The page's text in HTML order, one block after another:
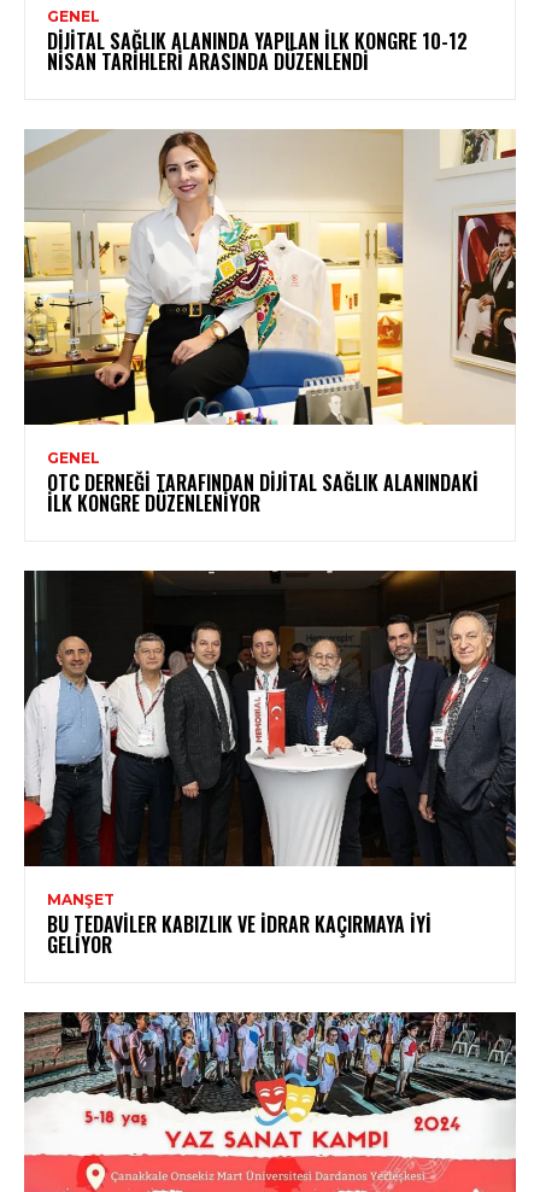
GENEL
DIJITAL SAĞLIK ALANINDA YAPILAN İLK KONGRE 10-12
NISAN TARIHLERI ARASINDA DÜZENLENDI
GENEL
OTC DERNEĞI TARAFINDAN DIJITAL SAĞLIK ALANINDAKI
İLK KONGRE DÜZENLENIYOR
MANŞET
BU TEDAVILER KABIZLIK VE İDRAR KAÇIRMAYA İYI
GELIYOR